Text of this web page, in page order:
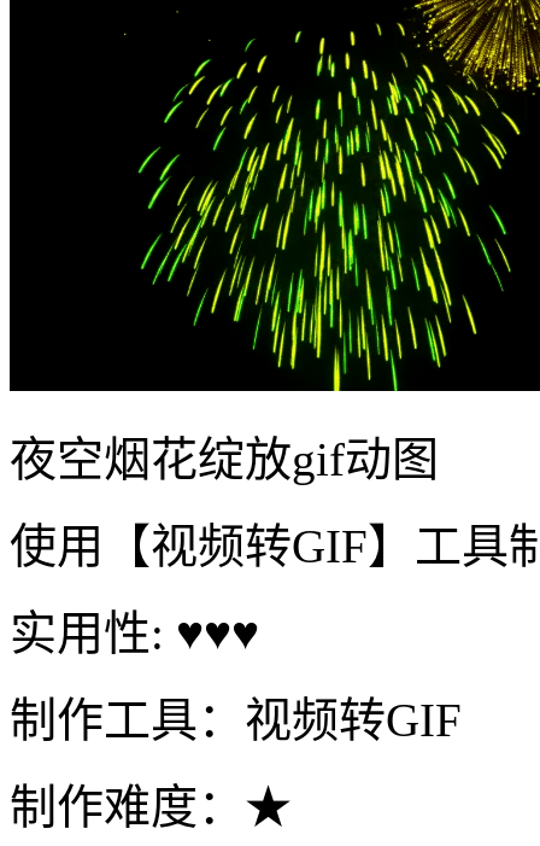
夜空烟花绽放gif动图
使用【视频转GIF】工具
实用性: ♥♥♥
制作工具：视频转GIF
制作难度：★